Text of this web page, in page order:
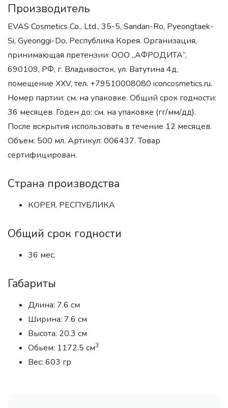
Производитель
EVAS Cosmetics Co., Ltd., 35-5, Sandan-Ro, Pyeongtaek-
Si, Gyeonggi-Do, Республика Корея. Организация,
принимающая претензии: ООО „АФРОДИТА”,
690109, РФ, г. Владивосток, ул. Ватутина 4д,
помещение XXV, тел. +79510008080 iconcosmetics.ru.
Номер партии: см. на упаковке. Общий срок годности:
36 месяцев. Годен до: см. на упаковке (гг/мм/дд).
После вскрытия использовать в течение 12 месяцев.
Объем: 500 мл. Артикул: 006437. Товар
сертифицирован.
Страна производства
КОРЕЯ, РЕСПУБЛИКА
Общий срок годности
36 мес.
Габариты
Длина: 7.6 см
Ширина: 7.6 см
Высота: 20.3 см
Обьем: 1172.5 см3
Вес: 603 гр